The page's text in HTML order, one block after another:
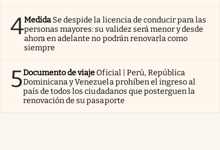
4Medida Se despide la licencia de conducir para las
personas mayores: su validez será menor y desde
ahora en adelante no podrán renovarla como
siempre
5Documento de viaje Oficial | Perú, República
Dominicana y Venezuela prohíben el ingreso al
país de todos los ciudadanos que posterguen la
renovación de su pasaporte